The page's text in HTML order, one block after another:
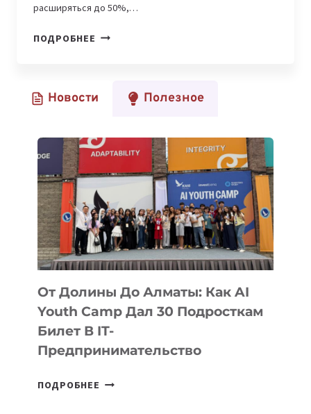
расширяться до 50%,…
ПОДРОБНЕЕ LG
В
ДИСПЛЕЙ
Новости Полезное
От Долины До Алматы: Как AI
Youth Camp Дал 30 Подросткам
Билет В IT-
Предпринимательство
ПОДРОБНЕЕ ОТ